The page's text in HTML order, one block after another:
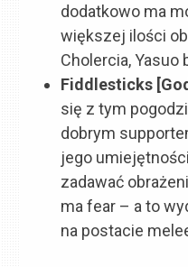
dodatkowo ma
większej ilości
Cholercia,
Fiddlesticks
się z tym
dobrym
jego
zadawać
ma fear – a to
na postacie